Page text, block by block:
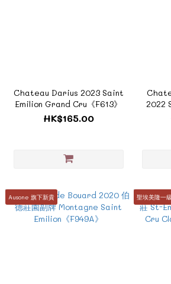
Chateau Darius 2023 Saint
Emilion Grand Cru《F613》
HK$165.00
2022
Cru
Ausone 旗下新貴 聖埃美隆一